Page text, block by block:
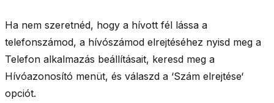
Ha nem szeretnéd, hogy a hívott fél lássa a
telefonszámod, a hívószámod elrejtéséhez nyisd meg a
Telefon alkalmazás beállításait, keresd meg a
Hívóazonosító menüt, és válaszd a ‘Szám elrejtése‘
opciót.